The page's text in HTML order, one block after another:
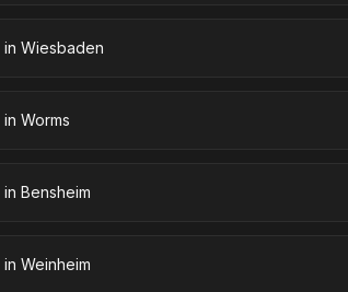
in Wiesbaden
in Worms
in Bensheim
in Weinheim